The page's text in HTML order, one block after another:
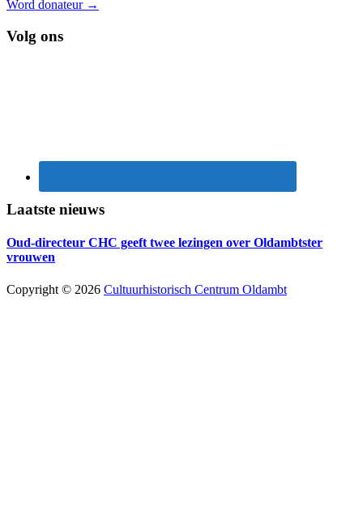
Word donateur →
Volg ons
Laatste nieuws
Oud-directeur CHC geeft twee lezingen over Oldambtster
vrouwen
Copyright © 2026 Cultuurhistorisch Centrum Oldambt